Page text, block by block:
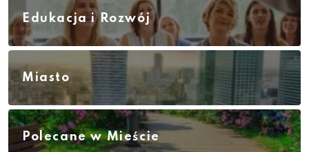
Edukacja i Rozwój
Miasto
Polecane w Mieście